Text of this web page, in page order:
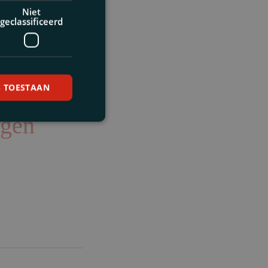
Niet
geclassificeerd
TOESTAAN